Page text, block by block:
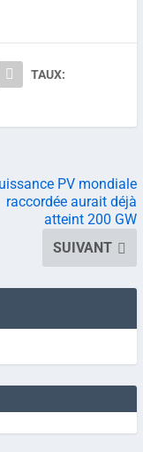
TAUX:
PV mondiale
raccordée aurait déjà
atteint 200 GW
SUIVANT